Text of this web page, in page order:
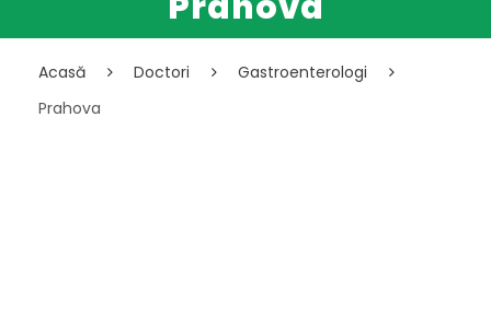
Acasă Doctori
Gastroenterologi
Prahova